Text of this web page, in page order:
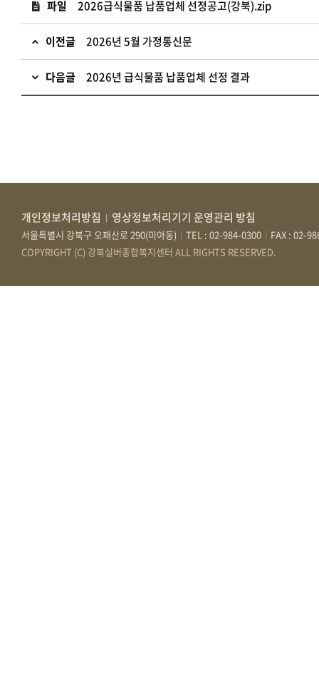
파일 2026급식물품 납품업체 선정공고(강북).zip
이전글 2026년 5월 가정통신문
다음글 2026년 급식물품 납품업체 선정 결과
개인정보처리방침 영상정보처리기기 운영관리 방침
서울특별시 강북구 오패산로 290(미아동) | TEL : 02-984-0300 | FAX : 02-
COPYRIGHT (C) 강북실버종합복지센터 ALL RIGHTS RESERVED.